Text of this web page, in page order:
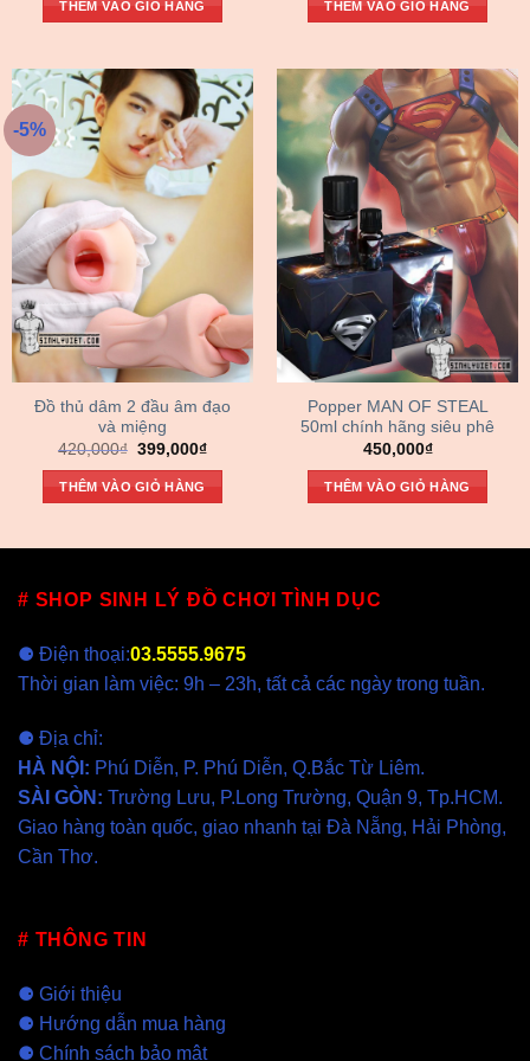
THÊM VÀO GIỎ HÀNG THÊM VÀO GIỎ HÀNG
-5%
Đồ thủ dâm 2 đầu âm đạo
và miệng
420,000₫ Giá
là:
420,000₫.
399,000₫Giá
THÊM VÀO GIỎ HÀNG
Popper MAN OF STEAL
50ml chính hãng siêu phê
450,000₫
THÊM VÀO GIỎ HÀNG
# SHOP SINH LÝ ĐỒ CHƠI TÌNH DỤC
⚈ Điện thoại:03.5555.9675
Thời gian làm việc: 9h – 23h, tất cả các ngày trong tuần.
⚈ Địa chỉ:
HÀ NỘI : Phú Diễn, P. Phú Diễn, Q.Bắc Từ Liêm.
SÀI GÒN : Trường Lưu, P.Long Trường, Quận 9, Tp.HCM.
Giao hàng toàn quốc, giao nhanh tại Đà Nẵng, Hải Phòng,
Cần Thơ.
# THÔNG TIN
⚈ Giới thiệu
⚈ Hướng dẫn mua hàng
⚈ Chính sách bảo mật